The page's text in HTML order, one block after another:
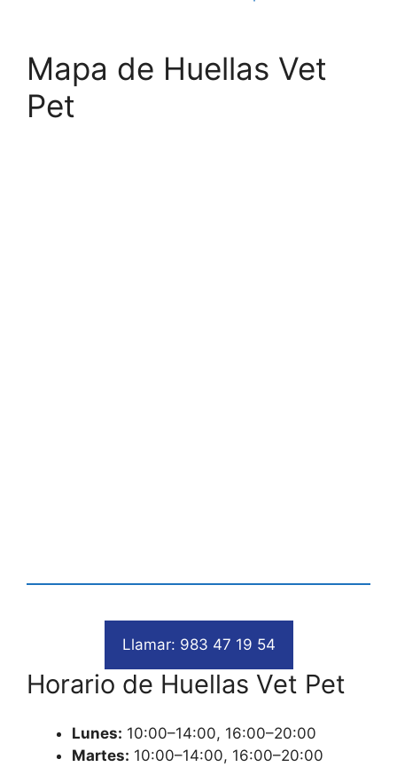
Mapa de Huellas Vet
Pet
Llamar: 983 47 19 54
Horario de Huellas Vet Pet
Lunes: 10:00–14:00, 16:00–20:00
Martes: 10:00–14:00, 16:00–20:00